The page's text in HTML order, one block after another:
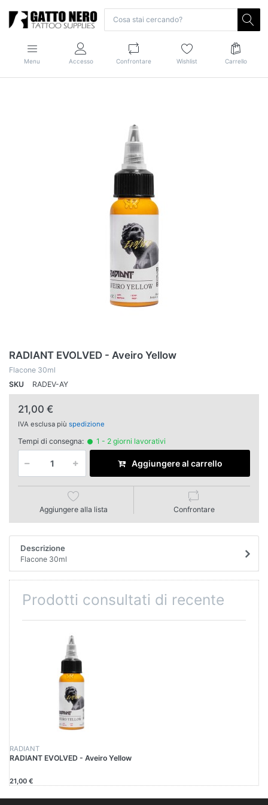
Menu Accesso Confrontare Wishlist Carrello
RADIANT EVOLVED - Aveiro Yellow
Flacone 30ml
SKU
RADEV-AY
21,00 €
IVA esclusa più spedizione
Tempi di consegna: 1 - 2 giorni lavorativi
Aggiungere al carrello
Aggiungere alla lista Confrontare
Descrizione
Flacone 30ml
Prodotti consultati di recente
RADIANT
RADIANT EVOLVED - Aveiro Yellow
21,00 €